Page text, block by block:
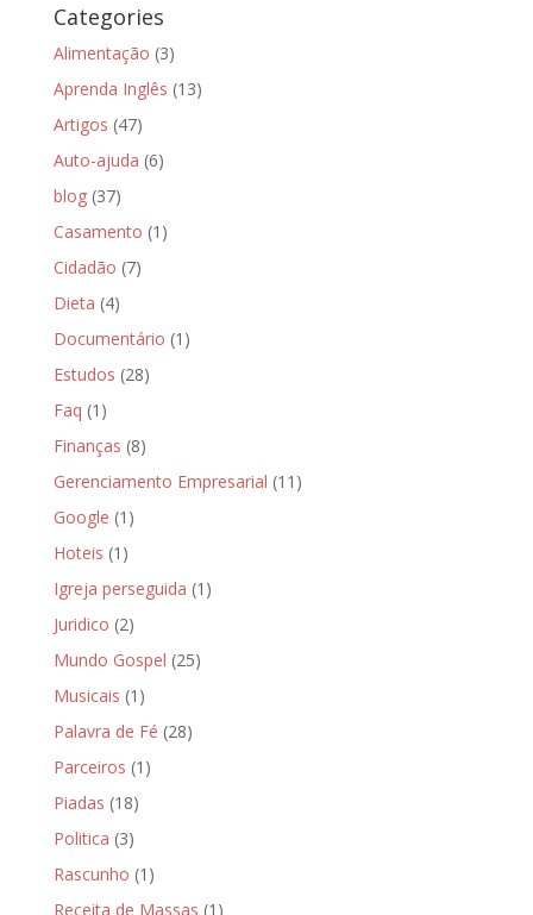
Categories
Alimentação (3)
Aprenda Inglês (13)
Artigos (47)
Auto-ajuda (6)
blog(37)
Casamento (1)
Cidadão (7)
Dieta (4)
Documentário (1)
Estudos (28)
Faq (1)
Finanças (8)
Gerenciamento Empresarial (11)
Google (1)
Hoteis (1)
Igreja perseguida (1)
Juridico (2)
Mundo Gospel (25)
Musicais (1)
Palavra de Fé (28)
Parceiros (1)
Piadas (18)
Politica (3)
Rascunho (1)
Receita de Massas (1)